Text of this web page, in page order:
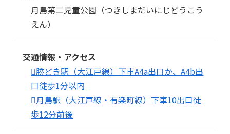
月島第二児童公園（つきしまだいにじどうこう
えん）
交通情報・アクセス
勝どき駅（大江戸線）下車A4a出口か、A4b出
口徒歩1分以内
月島駅（大江戸線・有楽町線）下車10出口徒
歩12分前後